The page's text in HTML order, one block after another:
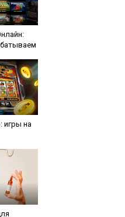
игры на